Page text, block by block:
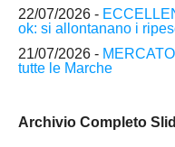
22/07/2026 -
ok: si allontanano i
21/07/2026 -
tutte le Marche
Archivio Completo